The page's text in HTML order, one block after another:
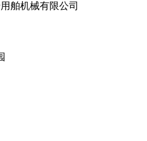
舶机械有限公司